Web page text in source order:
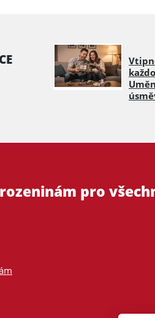
pro